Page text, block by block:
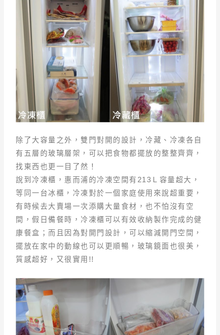
除了大容量之外，雙門對開的設計，冷藏、冷凍各自
有五層的玻璃層架，可以把食物都擺放的整整齊齊，
找東西也更一目了然！
說到冷凍櫃，惠而浦的冷凍空間有213Ｌ容量超大，
等同一台冰櫃，冷凍對於一個家庭使用來說超重要，
有時候去大賣場一次添購大量食材，也不怕沒有空
間，假日備餐時，冷凍櫃可以有效收納製作完成的健
康餐盒；而且因為對開門設計，可以縮減開門空間，
擺放在家中的動線也可以更順暢，玻璃鏡面也很美，
質感超好，又很實用!!